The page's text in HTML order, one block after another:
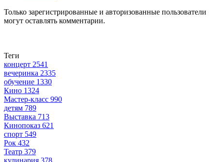
Только зарегистрированные и авторизованные пользователи
могут оставлять комментарии.
Теги
концерт 2541
вечеринка 2335
обучение 1330
Кино 1324
Мастер-класс 990
детям 789
Выставка 713
Кинопоказ 621
спорт 549
Рок 432
Театр 379
кулинария 378